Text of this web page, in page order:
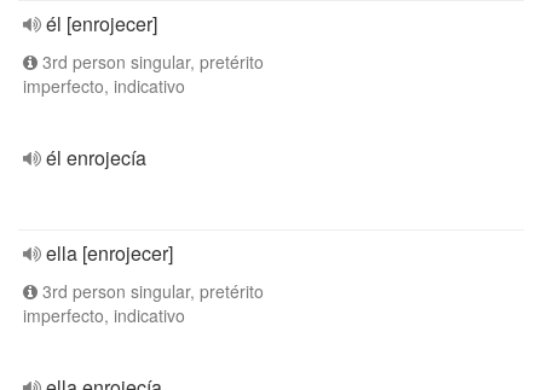
él [enrojecer]
3rd person singular, pretérito
imperfecto, indicativo
él enrojecía
ella [enrojecer]
3rd person singular, pretérito
imperfecto, indicativo